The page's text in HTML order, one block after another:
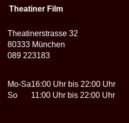
Theatiner Film
Theatinerstrasse 32
80333 München
089 223183
Mo-Sa
So
16:00 Uhr bis 22:00 Uhr
11:00 Uhr bis 22:00 Uhr